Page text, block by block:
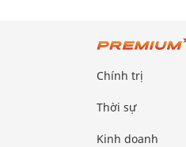
Chính trị
Thời sự
Kinh doanh